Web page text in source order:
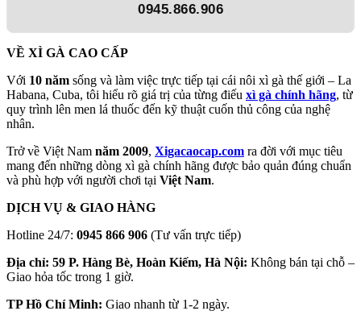
0945.866.906
VỀ XÌ GÀ CAO CẤP
Với 10 năm sống và làm việc trực tiếp tại cái nôi xì gà thế giới – La
Habana, Cuba, tôi hiểu rõ giá trị của từng điếu xì gà chính hãng, từ
quy trình lên men lá thuốc đến kỹ thuật cuốn thủ công của nghệ
nhân.
Trở về Việt Nam năm 2009, Xigacaocap.com ra đời với mục tiêu
mang đến những dòng xì gà chính hãng được bảo quản đúng chuẩn
và phù hợp với người chơi tại Việt Nam.
DỊCH VỤ & GIAO HÀNG
Hotline 24/7: 0945 866 906 (Tư vấn trực tiếp)
Địa chỉ: 59 P. Hàng Bè, Hoàn Kiếm, Hà Nội: Không bán tại chỗ –
Giao hỏa tốc trong 1 giờ.
TP Hồ Chí Minh: Giao nhanh từ 1-2 ngày.